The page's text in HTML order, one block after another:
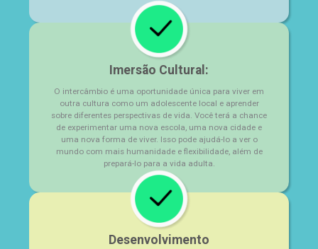
Imersão Cultural:
O intercâmbio é uma oportunidade única para viver em
outra cultura como um adolescente local e aprender
sobre diferentes perspectivas de vida. Você terá a chance
de experimentar uma nova escola, uma nova cidade e
uma nova forma de viver. Isso pode ajudá-lo a ver o
mundo com mais humanidade e flexibilidade, além de
prepará-lo para a vida adulta.
Desenvolvimento